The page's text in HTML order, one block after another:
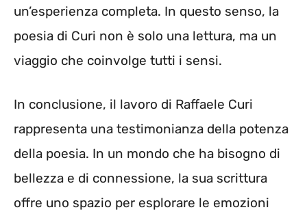
un’esperienza completa. In questo senso, la
poesia di Curi non è solo una lettura, ma un
viaggio che coinvolge tutti i sensi.
In conclusione, il lavoro di Raffaele Curi
rappresenta una testimonianza della potenza
della poesia. In un mondo che ha bisogno di
bellezza e di connessione, la sua scrittura
offre uno spazio per esplorare le emozioni